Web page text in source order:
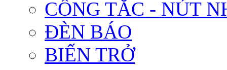
CÔNG TẮC - NÚT
ĐÈN BÁO
BIẾN TRỞ